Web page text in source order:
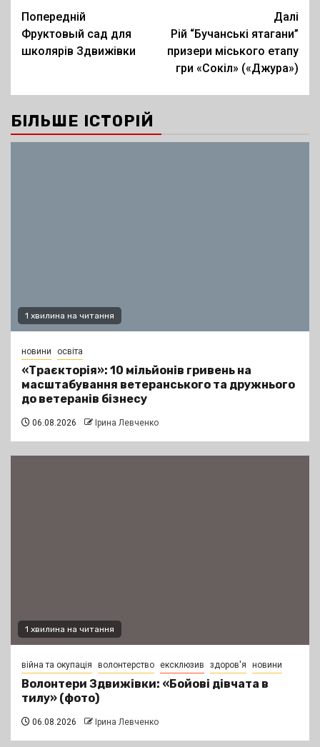
Post
navigation
Попередній
Фруктовый сад для
школярів Здвижівки
Далі
Рій “Бучанські ятагани”
призери міського етапу
гри «Сокіл» («Джура»)
БІЛЬШЕ ІСТОРІЙ
1 хвилина на читання
новини освіта
«Траєкторія»: 10 мільйонів гривень на
масштабування ветеранського та дружнього
до ветеранів бізнесу
06.08.2026 Ірина Левченко
1 хвилина на читання
війна та окупація волонтерство ексклюзив здоров'я новини
Волонтери Здвижівки: «Бойові дівчата в
тилу» (фото)
06.08.2026 Ірина Левченко